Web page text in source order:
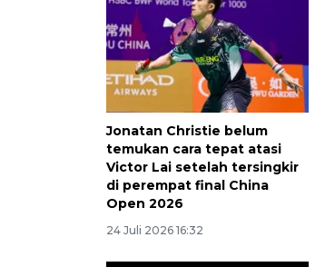
Jonatan Christie belum
temukan cara tepat atasi
Victor Lai setelah tersingkir
di perempat final China
Open 2026
24 Juli 2026 16:32